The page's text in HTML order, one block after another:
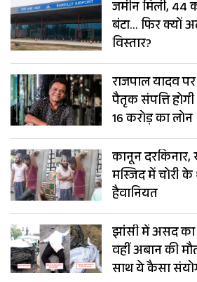
जमीन मिली, 44
बंटा… फिर क्यों
विस्तार?
राजपाल यादव
पैतृक संपत्ति
16 करोड़ का लोन
कानून
मस्जिद में
हैवानियत
झांसी में असद
वहीं अबान की
साथ ये कैसा